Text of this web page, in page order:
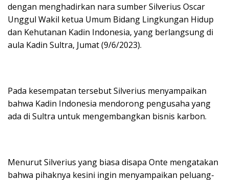
dengan menghadirkan nara sumber Silverius Oscar
Unggul Wakil ketua Umum Bidang Lingkungan Hidup
dan Kehutanan Kadin Indonesia, yang berlangsung di
aula Kadin Sultra, Jumat (9/6/2023).
Pada kesempatan tersebut Silverius menyampaikan
bahwa Kadin Indonesia mendorong pengusaha yang
ada di Sultra untuk mengembangkan bisnis karbon.
Menurut Silverius yang biasa disapa Onte mengatakan
bahwa pihaknya kesini ingin menyampaikan peluang-